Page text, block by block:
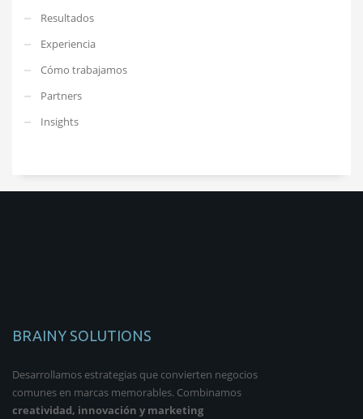
Resultados
Experiencia
Cómo trabajamos
Partners
Insights
BRAINY SOLUTIONS
Desarrollamos estrategias que convierten negocios
comunes en marcas memorables. Combinamos
creatividad, innovación y marketing